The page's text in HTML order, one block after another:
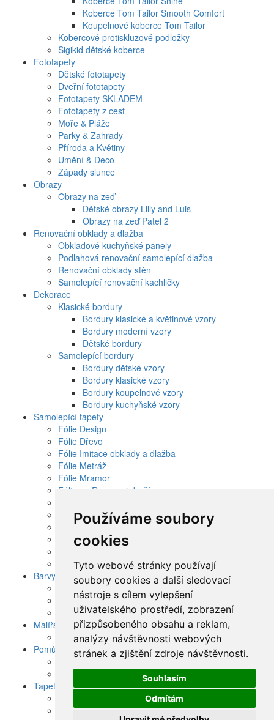
Používáme soubory
cookies
Tyto webové stránky používají
soubory cookies a další sledovací
nástroje s cílem vylepšení
uživatelského prostředí, zobrazení
přizpůsobeného obsahu a reklam,
analýzy návštěvnosti webových
stránek a zjištění zdroje návštěvnosti.
Souhlasím
Odmítám
Koberce Tom Tailor Smooth Comfort
Koupelnové koberce Tom Tailor
Kobercové protiskluzové podložky
Sigikid dětské koberce
Fototapety
Dětské fototapety
Dveřní fototapety
Fototapety SKLADEM
Fototapety z cest
Moře & Pláže
Parky & Zahrady
Příroda a Květiny
Umění & Deco
Západy slunce
Obrazy
Obrazy na zeď
Dětské obrazy Lilly and Luis
Obrazy na zeď Patel 2
Renovační obklady a dlažba
Obkladové kuchyňské panely
Podlahová renovační samolepící dlažba
Renovační obklady stěn
Samolepící renovační kachličky
Dekorace
Klasické bordury
Bordury klasické a květinové vzory
Bordury moderní vzory
Dětské bordury
Samolepící bordury
Bordury dětské vzory
Bordury klasické vzory
Bordury koupelnové vzory
Bordury kuchyňské vzory
Samolepící tapety
Fólie Design
Fólie Dřevo
Fólie Imitace obklady a dlažba
Fólie Metráž
Fólie Mramor
Fólie na Renovaci dveří
Fólie Natur přírodní
Fólie protisluneční na okna a sklo
Fólie Renovace nábytku
Fólie UNI
Barvy
Barvy do bytu
Barvy na malířské šablony
Barvy tónovací
Malířské šablony
Malířské dekorační šablony
Pomůcky pro tapetování
Lepidla na tapety, tmely
Tapetářské nářadí
Tapety a dekorace od 90 Kč
Levné samolepící dekorace na stěnu za 90Kč
Levné tapety na zeď